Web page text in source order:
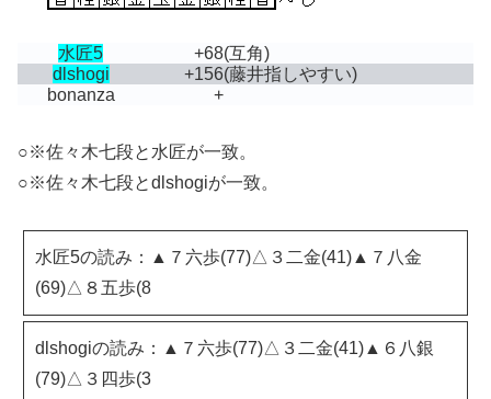
水匠5 +68(互角)
dlshogi
+156(藤井指しやすい)
bonanza
+
○※佐々木七段と水匠が一致。
○※佐々木七段とdlshogiが一致。
水匠5の読み：▲７六歩(77)△３二金(41)▲７八金
(69)△８五歩(8
dlshogiの読み：▲７六歩(77)△３二金(41)▲６八銀
(79)△３四歩(3